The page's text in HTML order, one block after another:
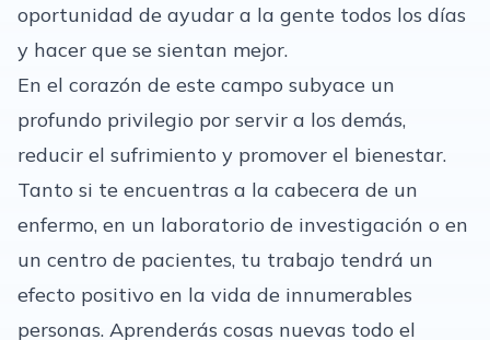
oportunidad de ayudar a la gente todos los días
y hacer que se sientan mejor.
En el corazón de este campo subyace un
profundo privilegio por servir a los demás,
reducir el sufrimiento y promover el bienestar.
Tanto si te encuentras a la cabecera de un
enfermo, en un laboratorio de investigación o en
un centro de pacientes, tu trabajo tendrá un
efecto positivo en la vida de innumerables
personas. Aprenderás cosas nuevas todo el